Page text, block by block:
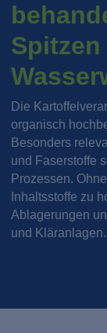
Spitzen
Die
organisch
Besonders
und Faserstoffe
Prozessen.
Inhaltsstoffe zu
Ablagerungen
und Kläranlagen.